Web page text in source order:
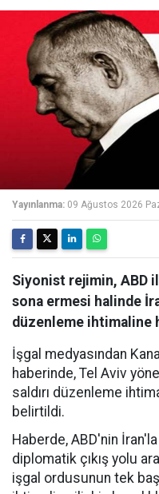
Yayınlanma: 09 Ağustos 2026
Siyonist rejimin, ABD
sona ermesi halinde
düzenleme ihtimaline
İşgal medyasından
haberinde, Tel Aviv
saldırı düzenleme
belirtildi.
Haberde, ABD'nin
diplomatik çıkış yolu
işgal ordusunun tek